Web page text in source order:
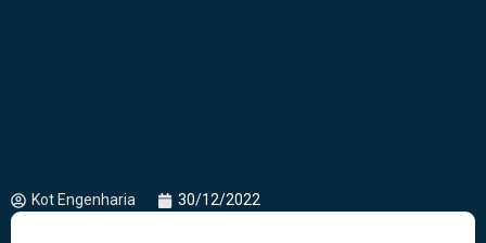
Kot Engenharia 30/12/2022